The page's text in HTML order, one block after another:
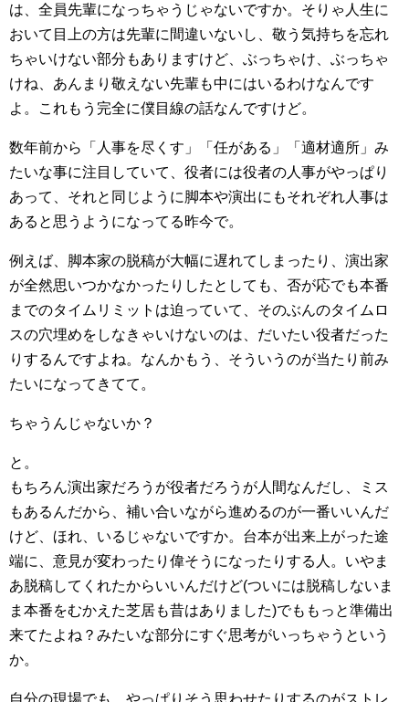
は、全員先輩になっちゃうじゃないですか。そりゃ人生に
おいて目上の方は先輩に間違いないし、敬う気持ちを忘れ
ちゃいけない部分もありますけど、ぶっちゃけ、ぶっちゃ
けね、あんまり敬えない先輩も中にはいるわけなんです
よ。これもう完全に僕目線の話なんですけど。
数年前から「人事を尽くす」「任がある」「適材適所」み
たいな事に注目していて、役者には役者の人事がやっぱり
あって、それと同じように脚本や演出にもそれぞれ人事は
あると思うようになってる昨今で。
例えば、脚本家の脱稿が大幅に遅れてしまったり、演出家
が全然思いつかなかったりしたとしても、否が応でも本番
までのタイムリミットは迫っていて、そのぶんのタイムロ
スの穴埋めをしなきゃいけないのは、だいたい役者だった
りするんですよね。なんかもう、そういうのが当たり前み
たいになってきてて。
ちゃうんじゃないか？
と。
もちろん演出家だろうが役者だろうが人間なんだし、ミス
もあるんだから、補い合いながら進めるのが一番いいんだ
けど、ほれ、いるじゃないですか。台本が出来上がった途
端に、意見が変わったり偉そうになったりする人。いやま
あ脱稿してくれたからいいんだけど(ついには脱稿しないま
ま本番をむかえた芝居も昔はありました)でももっと準備出
来てたよね？みたいな部分にすぐ思考がいっちゃうという
か。
自分の現場でも、やっぱりそう思わせたりするのがストレ